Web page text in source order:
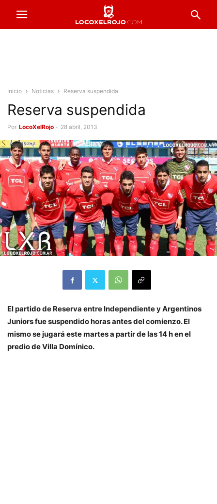
Inicio Noticias Reserva suspendida
Reserva suspendida
Por LocoXelRojo - 28 abril, 2013
El partido de Reserva entre Independiente y Argentinos
Juniors fue suspendido horas antes del comienzo. El
mismo se jugará este martes a partir de las 14 h en el
predio de Villa Domínico.